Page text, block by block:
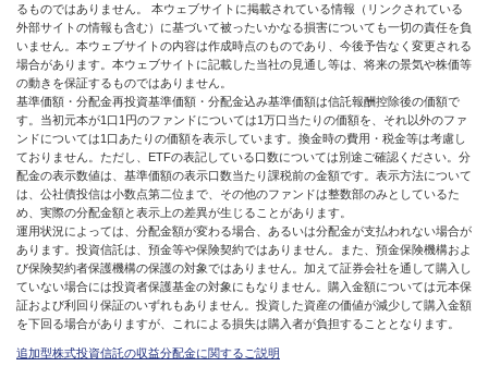
るものではありません。 本ウェブサイトに掲載されている情報（リンクされている
外部サイトの情報も含む）に基づいて被ったいかなる損害についても一切の責任を負
いません。本ウェブサイトの内容は作成時点のものであり、今後予告なく変更される
場合があります。本ウェブサイトに記載した当社の見通し等は、将来の景気や株価等
の動きを保証するものではありません。
基準価額・分配金再投資基準価額・分配金込み基準価額は信託報酬控除後の価額で
す。当初元本が1口1円のファンドについては1万口当たりの価額を、それ以外のファ
ンドについては1口あたりの価額を表示しています。換金時の費用・税金等は考慮し
ておりません。ただし、ETFの表記している口数については別途ご確認ください。分
配金の表示数値は、基準価額の表示口数当たり課税前の金額です。表示方法について
は、公社債投信は小数点第二位まで、その他のファンドは整数部のみとしているた
め、実際の分配金額と表示上の差異が生じることがあります。
運用状況によっては、分配金額が変わる場合、あるいは分配金が支払われない場合が
あります。投資信託は、預金等や保険契約ではありません。また、預金保険機構およ
び保険契約者保護機構の保護の対象ではありません。加えて証券会社を通して購入し
ていない場合には投資者保護基金の対象にもなりません。購入金額については元本保
証および利回り保証のいずれもありません。投資した資産の価値が減少して購入金額
を下回る場合がありますが、これによる損失は購入者が負担することとなります。
追加型株式投資信託の収益分配金に関するご説明